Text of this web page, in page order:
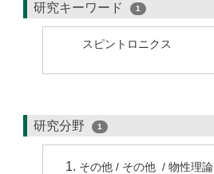
研究キーワード 1
スピントロニクス
研究分野 1
その他 / その他 / 物性理論